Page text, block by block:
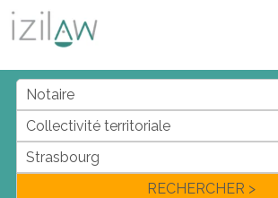
jdadi
fl
RECHERCHER >